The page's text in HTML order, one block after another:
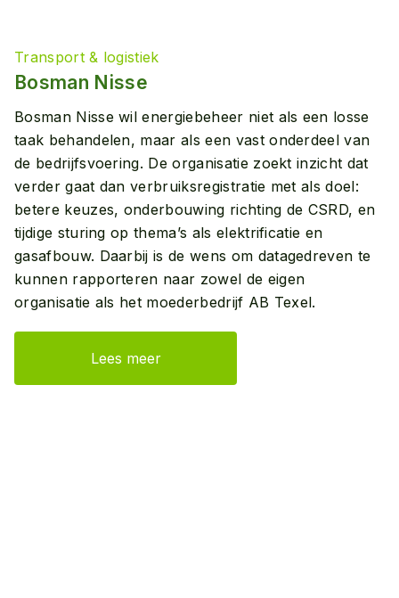
Transport & logistiek
Bosman Nisse
Bosman Nisse wil energiebeheer niet als een losse
taak behandelen, maar als een vast onderdeel van
de bedrijfsvoering. De organisatie zoekt inzicht dat
verder gaat dan verbruiksregistratie met als doel:
betere keuzes, onderbouwing richting de CSRD, en
tijdige sturing op thema’s als elektrificatie en
gasafbouw. Daarbij is de wens om datagedreven te
kunnen rapporteren naar zowel de eigen
organisatie als het moederbedrijf AB Texel.
Lees meer